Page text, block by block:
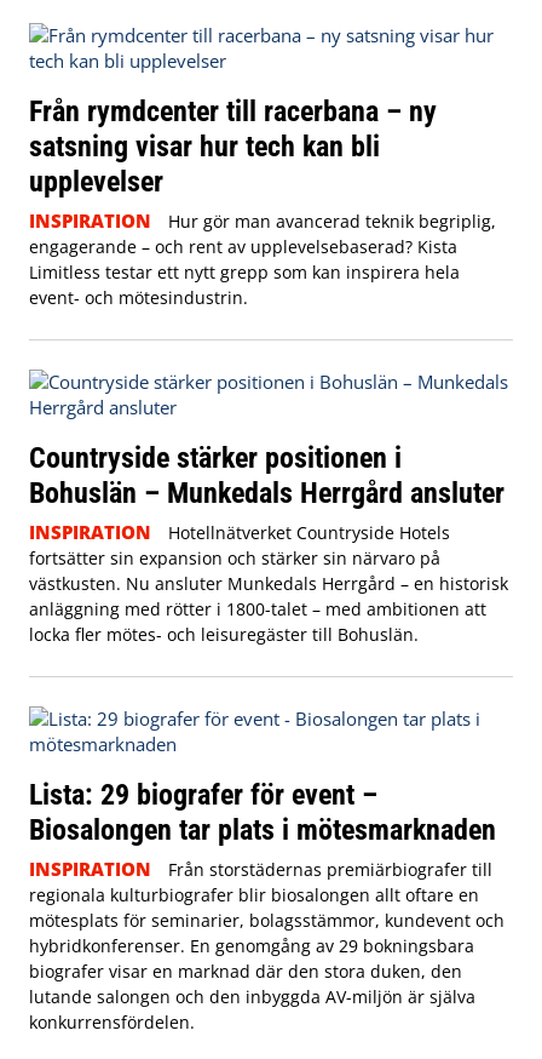
Från rymdcenter till racerbana – ny
satsning visar hur tech kan bli
upplevelser
INSPIRATION
Hur gör man avancerad teknik begriplig,
engagerande – och rent av upplevelsebaserad? Kista
Limitless testar ett nytt grepp som kan inspirera hela
event- och mötesindustrin.
Countryside stärker positionen i
Bohuslän – Munkedals Herrgård ansluter
INSPIRATION
Hotellnätverket Countryside Hotels
fortsätter sin expansion och stärker sin närvaro på
västkusten. Nu ansluter Munkedals Herrgård – en historisk
anläggning med rötter i 1800-talet – med ambitionen att
locka fler mötes- och leisuregäster till Bohuslän.
Lista: 29 biografer för event –
Biosalongen tar plats i mötesmarknaden
INSPIRATION
Från storstädernas premiärbiografer till
regionala kulturbiografer blir biosalongen allt oftare en
mötesplats för seminarier, bolagsstämmor, kundevent och
hybridkonferenser. En genomgång av 29 bokningsbara
biografer visar en marknad där den stora duken, den
lutande salongen och den inbyggda AV-miljön är själva
konkurrensfördelen.